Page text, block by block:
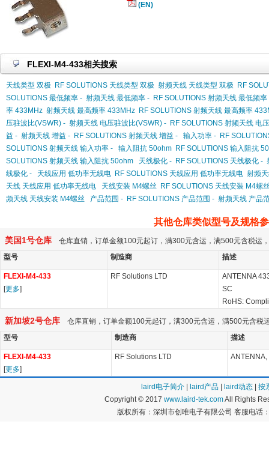
(EN)
FLEXI-M4-433相关搜索
天线类型 双极 RF SOLUTIONS 天线类型 双极 射频天线 天线类型 双极
RF
SOLUTIONS 最低频率 - 射频天线 最低频率 - RF SOLUTIONS 射频天线 最低频率
率 433MHz 射频天线 最高频率 433MHz RF SOLUTIONS 射频天线 最高频率
压驻波比(VSWR) - 射频天线 电压驻波比(VSWR) - RF SOLUTIONS 射频天线 电
益 - 射频天线 增益 - RF SOLUTIONS 射频天线 增益 - 输入功率 - RF
SOLUTIONS 射频天线 输入功率 -
输入阻抗 50ohm RF SOLUTIONS 输入阻抗
SOLUTIONS 射频天线 输入阻抗 50ohm
天线极化 - RF SOLUTIONS 天线极化 -
线极化 -
天线应用 低功率无线电 RF SOLUTIONS 天线应用 低功率无线电 射频
天线 天线应用 低功率无线电
天线安装 M4螺丝
RF SOLUTIONS 天线安装 M4螺
频天线 天线安装 M4螺丝
产品范围 - RF SOLUTIONS 产品范围 - 射频天线 产品
其他仓库类似型号及规格
美国1号仓库 仓库直销，订单金额100元起订，满300元含运，满500元含税运
型号
制造商 描述
FLEXI-M4-433
[更多]
RF Solutions LTD
ANTENNA
SC
RoHS:
新加坡2号仓库 仓库直销，订单金额100元起订，满300元含运，满500元含税
型号
制造商 描述
FLEXI-M4-433
[更多]
RF Solutions LTD ANTENNA,
laird电子简介 laird产品 laird动态
按
Copyright © 2017 www.laird-tek.comAll Rights
版权所有：深圳市创唯电子有限公司 客服电话